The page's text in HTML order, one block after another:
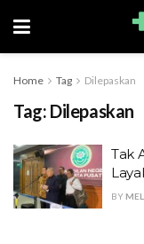
Home Tag Dilepaskan
Tag: Dilepaskan
Tak
BY